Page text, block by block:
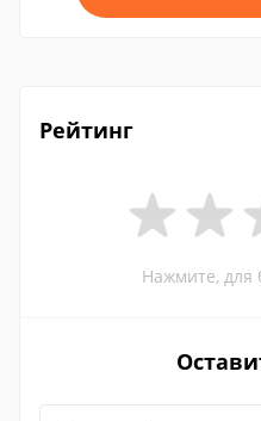
Рейтинг
Нажмите, для